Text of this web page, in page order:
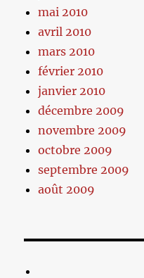
mai 2010
avril 2010
mars 2010
février 2010
janvier 2010
décembre 2009
novembre 2009
octobre 2009
septembre 2009
août 2009